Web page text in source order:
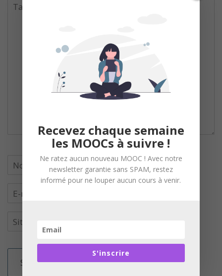
Recevez chaque semaine
les MOOCs à suivre !
Ne ratez aucun nouveau MOOC ! Avec notre
newsletter garantie sans SPAM, restez
informé pour ne louper aucun cours à venir.
S'inscrire